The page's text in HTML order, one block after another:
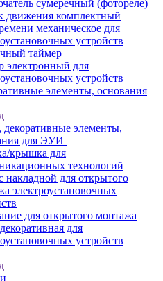
сумеречный (фотореле)
движения комплектный
механическое для
устройств
таймер
электронный для
устройств
элементы, основания
декоративные элементы,
для ЭУИ
крышка для
технологий
накладной для открытого
электроустановочных
для открытого монтажа
для
устройств